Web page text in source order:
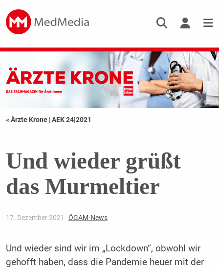
« Ärzte Krone |AEK 24|2021
Und wieder grüßt
das Murmeltier
17. Dezember 2021 ÖGAM-News
Und wieder sind wir im „Lockdown“, obwohl wir
gehofft haben, dass die Pandemie heuer mit der